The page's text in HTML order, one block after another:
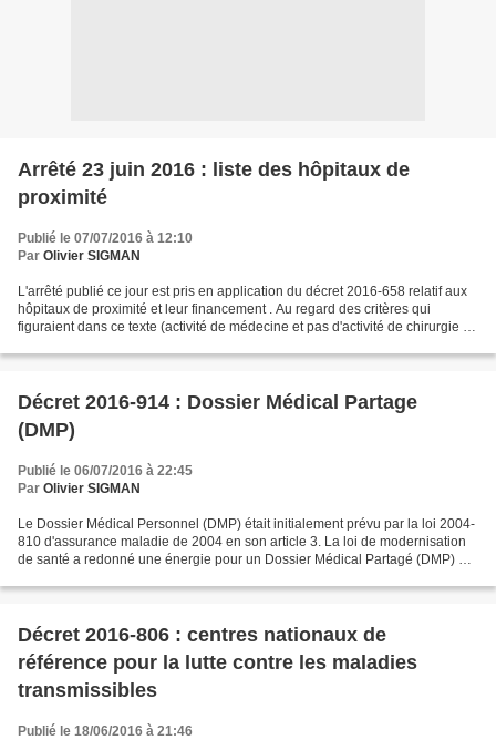
Arrêté 23 juin 2016 : liste des hôpitaux de
proximité
Publié le 07/07/2016 à 12:10
Par Olivier SIGMAN
L'arrêté publié ce jour est pris en application du décret 2016-658 relatif aux
hôpitaux de proximité et leur financement . Au regard des critères qui
figuraient dans ce texte (activité de médecine et pas d'activité de chirurgie ou
Décret 2016-914 : Dossier Médical Partage
(DMP)
Publié le 06/07/2016 à 22:45
Par Olivier SIGMAN
Le Dossier Médical Personnel (DMP) était initialement prévu par la loi 2004-
810 d'assurance maladie de 2004 en son article 3. La loi de modernisation
de santé a redonné une énergie pour un Dossier Médical Partagé (DMP) qui
Décret 2016-806 : centres nationaux de
référence pour la lutte contre les maladies
transmissibles
Publié le 18/06/2016 à 21:46